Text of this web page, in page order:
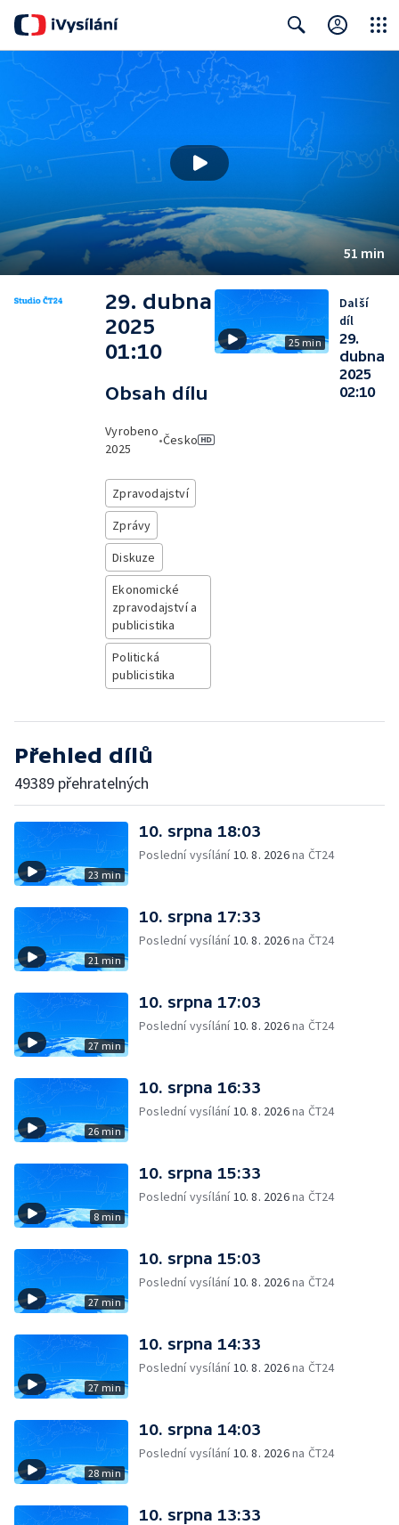
51 min
29. dubna
2025
01:10
Obsah dílu
Vyrobeno
2025
•Česko
Zpravodajství
Zprávy
Diskuze
Ekonomické
zpravodajství a
publicistika
Politická
publicistika
25 min
Další
díl
29.
dubna
2025
02:10
Přehled dílů
49389 přehratelných
23 min
10. srpna 18:03
Poslední vysílání10. 8. 2026na ČT24
21 min
10. srpna 17:33
Poslední vysílání10. 8. 2026na ČT24
27 min
10. srpna 17:03
Poslední vysílání10. 8. 2026na ČT24
26 min
10. srpna 16:33
Poslední vysílání10. 8. 2026na ČT24
8 min
10. srpna 15:33
Poslední vysílání10. 8. 2026na ČT24
27 min
10. srpna 15:03
Poslední vysílání10. 8. 2026na ČT24
27 min
10. srpna 14:33
Poslední vysílání10. 8. 2026na ČT24
28 min
10. srpna 14:03
Poslední vysílání10. 8. 2026na ČT24
10. srpna 13:33